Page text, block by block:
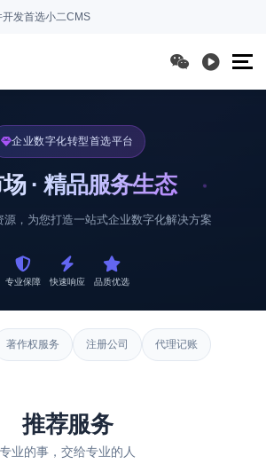
开发首选小二CMS
企业数字化转型首选平台
· 精品服务生态
源，为您打造一站式企业数字化解决方案
专业保障 快速响应 品质优选
著作权服务 注册公司 代理记账
推荐服务
专业的事，交给专业的人